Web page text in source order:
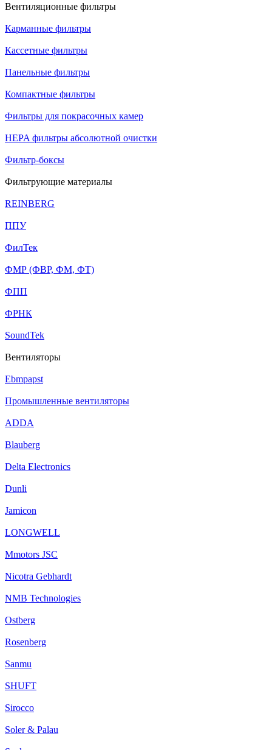
Вентиляционные фильтры
Карманные фильтры
Кассетные фильтры
Панельные фильтры
Компактные фильтры
Фильтры для покрасочных камер
HEPA фильтры абсолютной очистки
Фильтр-боксы
Фильтрующие материалы
REINBERG
ППУ
ФилТек
ФМР (ФВР, ФМ, ФТ)
ФПП
ФРНК
SoundTek
Вентиляторы
Ebmpapst
Промышленные вентиляторы
ADDA
Blauberg
Delta Electronics
Dunli
Jamicon
LONGWELL
Mmotors JSC
Nicotra Gebhardt
NMB Technologies
Ostberg
Rosenberg
Sanmu
SHUFT
Sirocco
Soler & Palau